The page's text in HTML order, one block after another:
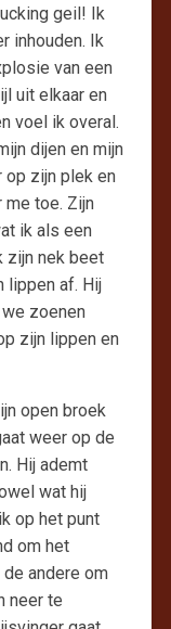
geil! Ik
inhouden. Ik
van een
uit elkaar en
voel ik overal.
dijen en mijn
op zijn plek en
me toe. Zijn
ik als een
zijn nek beet
lippen af. Hij
zoenen
zijn lippen en
open broek
weer op de
Hij ademt
wat hij
op het punt
om het
andere om
neer te